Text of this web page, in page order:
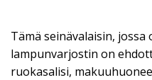
Tämä seinävalaisin, jossa
lampunvarjostin on
ruokasalisi,